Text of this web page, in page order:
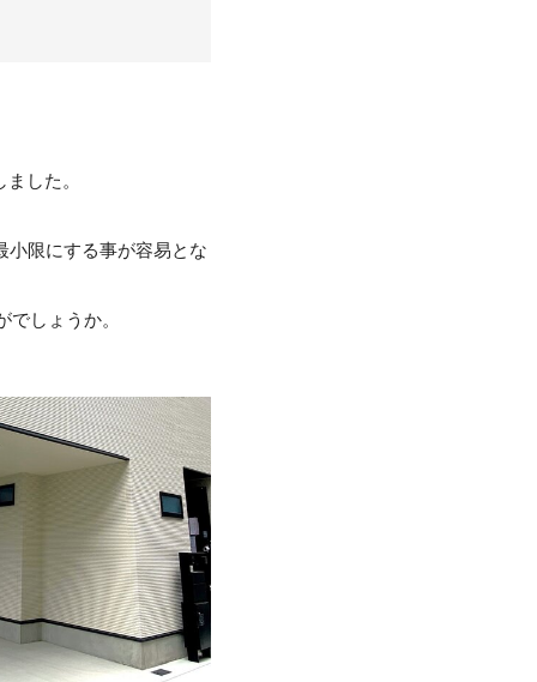
した。
小限にする事が容易とな
しょうか。